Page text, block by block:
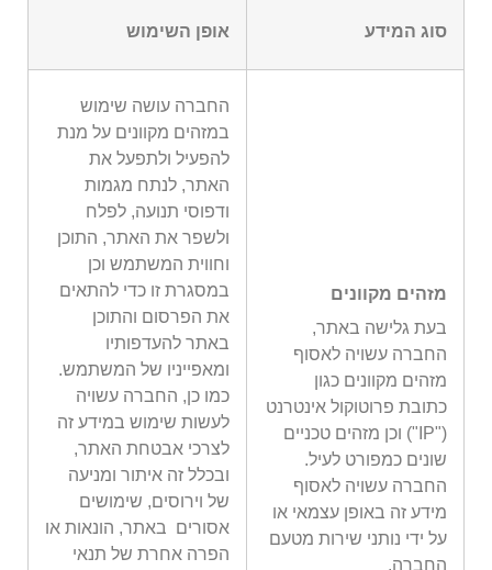
סוג המידע אופן השימוש
מזהים מקוונים
בעת גלישה באתר,
החברה עשויה לאסוף
מזהים מקוונים כגון
כתובת פרוטוקול אינטרנט
("IP") וכן מזהים טכניים
שונים כמפורט לעיל.
החברה עשויה לאסוף
מידע זה באופן עצמאי או
על ידי נותני שירות מטעם
החברה.
החברה עושה שימוש
במזהים מקוונים על מנת
להפעיל ולתפעל את
האתר, לנתח מגמות
ודפוסי תנועה, לפלח
ולשפר את האתר, התוכן
וחווית המשתמש וכן
במסגרת זו כדי להתאים
את הפרסום והתוכן
באתר להעדפותיו
ומאפייניו של המשתמש.
כמו כן, החברה עשויה
לעשות שימוש במידע זה
לצרכי אבטחת האתר,
ובכלל זה איתור ומניעה
של וירוסים, שימושים
אסורים באתר, הונאות או
הפרה אחרת של תנאי